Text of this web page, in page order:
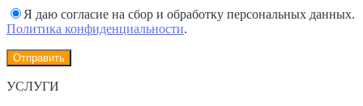
Я даю согласие на сбор и обработку персональных данных.
Политика конфиденциальности.
УСЛУГИ